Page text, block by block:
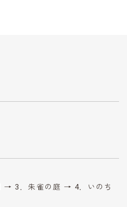
→ 3．朱雀の庭 → 4．いのち